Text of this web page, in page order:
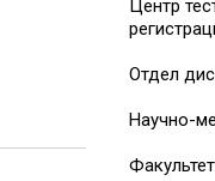
Центр
Отдел
Научно-